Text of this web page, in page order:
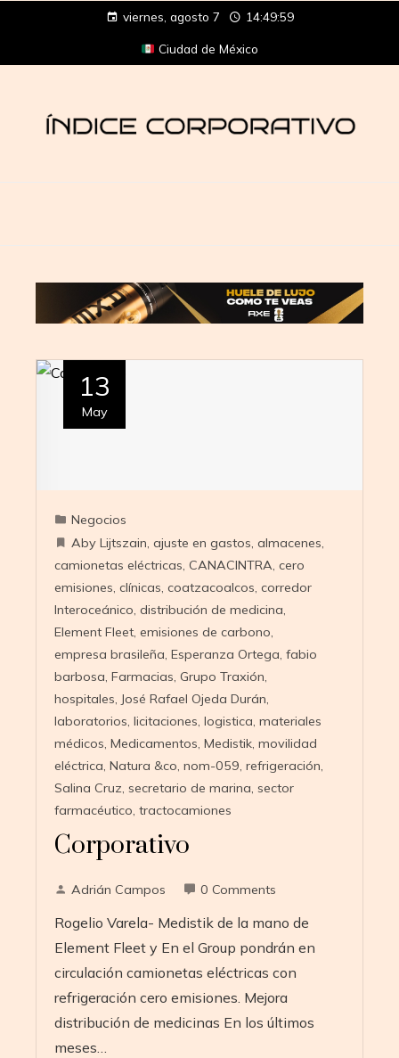
viernes, agosto 7 14:49:59
Ciudad de México
13
May
Negocios
Aby Lijtszain, ajuste en gastos, almacenes,
camionetas eléctricas, CANACINTRA, cero
emisiones, clínicas, coatzacoalcos, corredor
Interoceánico, distribución de medicina,
Element Fleet, emisiones de carbono,
empresa brasileña, Esperanza Ortega, fabio
barbosa, Farmacias, Grupo Traxión,
hospitales, José Rafael Ojeda Durán,
laboratorios, licitaciones, logistica, materiales
médicos, Medicamentos, Medistik, movilidad
eléctrica, Natura &co, nom-059, refrigeración,
Salina Cruz, secretario de marina, sector
farmacéutico, tractocamiones
Corporativo
Adrián Campos 0 Comments
Rogelio Varela- Medistik de la mano de
Element Fleet y En el Group pondrán en
circulación camionetas eléctricas con
refrigeración cero emisiones. Mejora
distribución de medicinas En los últimos
meses…